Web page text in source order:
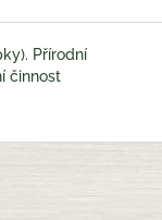
Přírodní
činnost